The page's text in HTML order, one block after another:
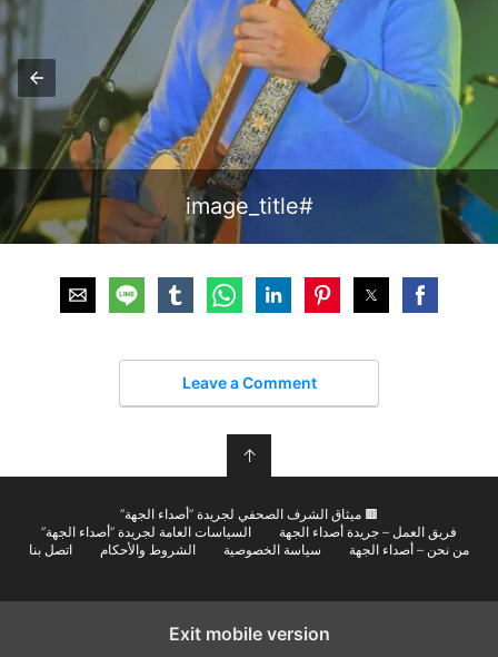
#image_title
Leave a Comment
↑
🟫 ميثاق الشرف الصحفي لجريدة “أصداء الجهة”
فريق العمل – جريدة أصداء الجهة
السياسات العامة لجريدة “أصداء الجهة”
من نحن – أصداء الجهة
سياسة الخصوصية الشروط والأحكام اتصل بنا
Exit mobile version